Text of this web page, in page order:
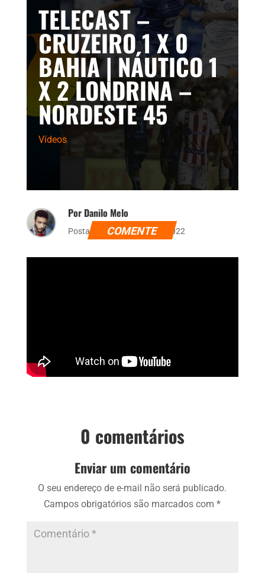
TELECAST –
CRUZEIRO 1 X 0
BAHIA | NÁUTICO 1
X 2 LONDRINA –
NORDESTE 45
Vídeos
Por Danilo Melo
Postado dia 29 de julho de 2022
COMENTE
0 comentários
Enviar um comentário
O seu endereço de e-mail não será publicado.
Campos obrigatórios são marcados com*